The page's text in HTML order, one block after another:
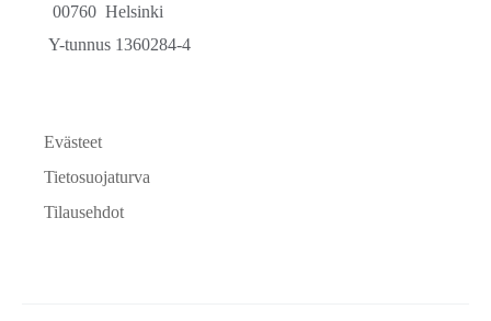
  00760  Helsinki
Y-tunnus 1360284-4
Evästeet
Tietosuojaturva
Tilausehdot